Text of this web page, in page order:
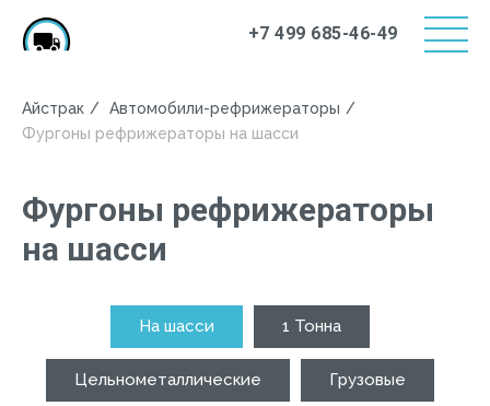
+7 499 685-46-49
Айстрак / Автомобили-рефрижераторы /
Фургоны рефрижераторы на шасси
Фургоны рефрижераторы
на шасси
На шасси 1 Тонна
Цельнометаллические Грузовые